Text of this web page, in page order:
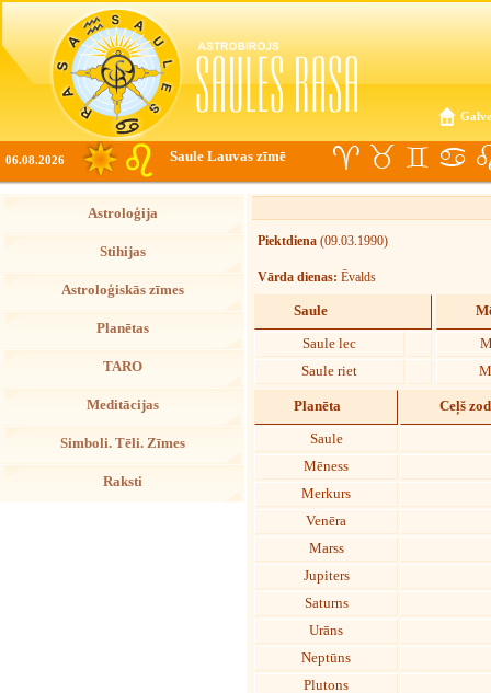
06.08.2026 Saule Lauvas zīmē
Astroloģija
Stihijas
Astroloģiskās zīmes
Planētas
TARO
Meditācijas
Simboli. Tēli. Zīmes
Raksti
Piektdiena (09.03.1990)
Vārda dienas: Ēvalds
Saule
Saule lec
Saule riet
Planēta Ceļš
Saule
Mēness
Merkurs
Venēra
Marss
Jupiters
Saturns
Urāns
Neptūns
Plutons